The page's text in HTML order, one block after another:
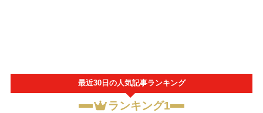
最近30日の人気記事ランキング
ランキング1